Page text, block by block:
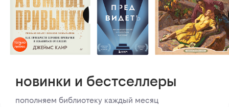
новинки и бестселлеры
пополняем библиотеку каждый месяц